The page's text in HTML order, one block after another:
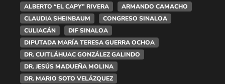
ALBERTO “EL CAPY” RIVERA
ARMANDO CAMACHO
CLAUDIA SHEINBAUM
CONGRESO SINALOA
CULIACÁN
DIF SINALOA
DIPUTADA MARÍA TERESA GUERRA OCHOA
DR. CUITLÁHUAC GONZÁLEZ GALINDO
DR. JESÚS MADUEÑA MOLINA
DR. MARIO SOTO VELÁZQUEZ